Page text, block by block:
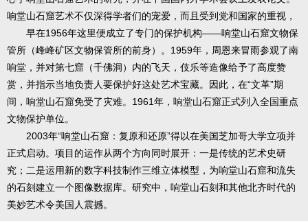
响堂山石窟艺术不仅深得学者们的宠爱，而且受到党和国家的重视，
早在1956年这里便成立了专门的保护机构——响堂山石窟文物保
管所（峰峰矿区文物保管所的前身）。1959年，周恩来冒雨参观了南
响堂，并对第七窟（千佛洞）内的飞天，伎乐等造像给予了高度赞
赏，并指示当地负责人要保护好这处艺术宝藏。因此，在“文革”期
间，响堂山石窟免受了灾难。1961年，响堂山石窟正式列入全国重点
文物保护单位。
2003年“响堂山石窟：复原和还原”得以在美国芝加哥大学立项并
正式启动。项目的运作从两个方向同时展开：一是传统的艺术史研
究；二是运用新的数字科技制作三维立体模型，为响堂山石窟和流失
的石刻建立一个图像数据库。研究中，响堂山石刻和其他北齐时代的
美妙艺术令美国人震撼。